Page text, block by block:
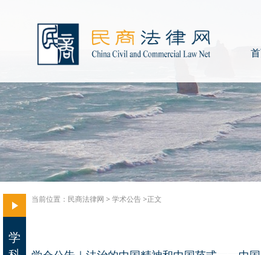
当前位置： 民商法律网 > 学术公告>正文
学